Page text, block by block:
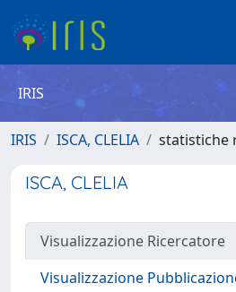
IRIS
IRIS ISCA, CLELIA statistiche
ISCA, CLELIA
Visualizzazione Ricercatore
Visualizzazione